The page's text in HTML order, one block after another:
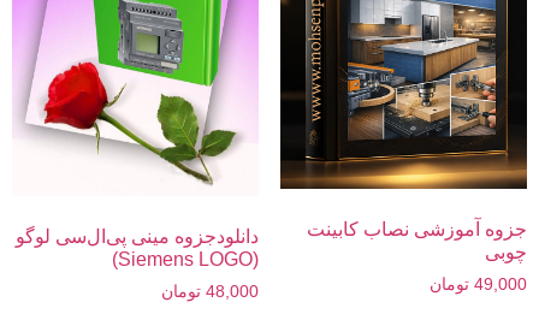
جزوه آموزشی نصاب کابینت
چوبی
49,000 تومان
دانلودجزوه مینی پی‌ال‌سی لوگو
(Siemens LOGO)
48,000 تومان